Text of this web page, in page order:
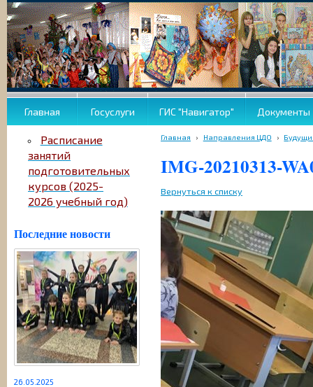
Главная Госуслуги ГИС "Навигатор" Документы
Расписание
занятий
подготовительных
курсов (2025-
2026 учебный год)
Последние новости
26.05.2025
Главная › Направления ЦДО ›
IMG-20210313-
Вернуться к списку